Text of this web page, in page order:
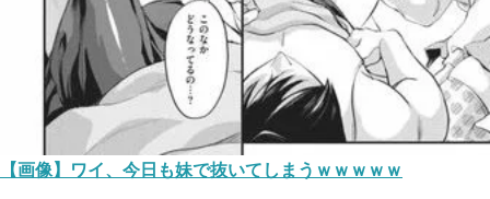
【画像】ワイ、今日も妹で抜いてしまうｗｗｗｗｗ